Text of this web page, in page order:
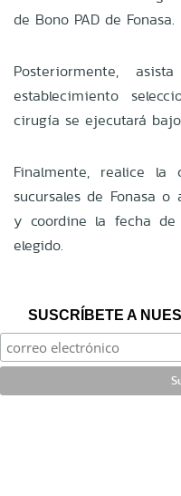
de Bono PAD de Fonasa.
Posteriormente,
establecimiento
cirugía se ejecutará
Finalmente, realice la
sucursales de Fonasa
y coordine la fecha
elegido.
SUSCRÍBETE A